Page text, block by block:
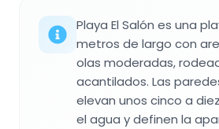
Playa El Salón es una
metros de largo con
olas moderadas,
acantilados. Las
elevan unos cinco a
el agua y definen la